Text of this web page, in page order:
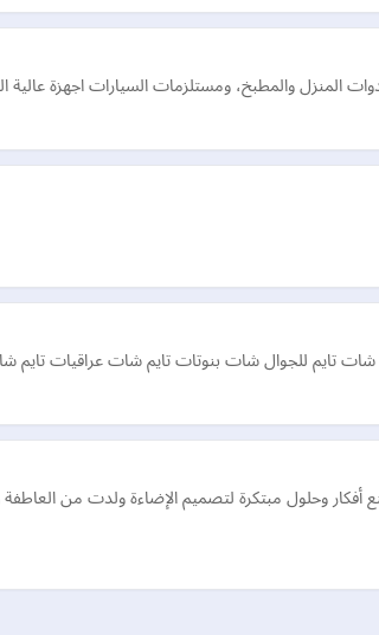
المنزل والمطبخ، ومستلزمات السيارات اجهزة عالية
شات تايم للجوال شات بنوتات تايم شات عراقيات تايم
الإضاءة المعمارية في مصر منذ عام 2011 ، ونؤمن بصنع أفكار وحلول مبتكرة